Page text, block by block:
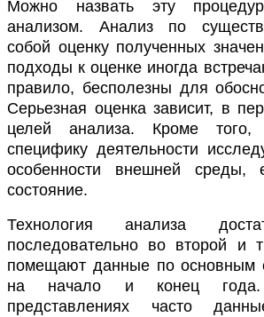
Можно назвать эту
анализом. Анализ по
собой оценку полученных
подходы к оценке иногда
правило, бесполезны для
Серьезная оценка зависит, в
целей анализа. Кроме того,
специфику деятельности
особенности внешней среды,
состояние.
Технология анализа
последовательно во второй и
помещают данные по основным
на начало и конец
представлениях часто